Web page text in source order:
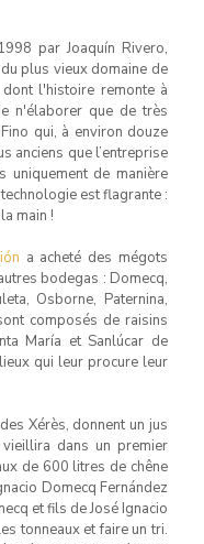
par Joaquín Rivero,
plus vieux domaine de
dont l'histoire remonte à
n'élaborer que de très
qui, à environ douze
anciens que l’entreprise
uniquement de manière
est flagrante :
main !
a acheté des mégots
bodegas : Domecq,
Osborne, Paternina,
composés de raisins
María et Sanlúcar de
qui leur procure leur
Xérès, donnent un jus
dans un premier
de 600 litres de chêne
Domecq Fernández
et fils de José Ignacio
tonneaux et faire un tri.